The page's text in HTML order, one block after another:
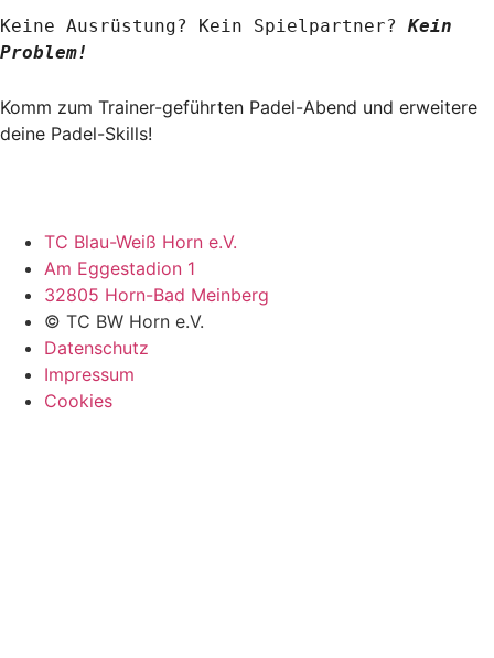
Keine Ausrüstung? Kein Spielpartner? Kein
Problem!
Komm zum Trainer-geführten Padel-Abend und erweitere
deine Padel-Skills!
TC Blau-Weiß Horn e.V.
Am Eggestadion 1
32805 Horn-Bad Meinberg
© TC BW Horn e.V.
Datenschutz
Impressum
Cookies